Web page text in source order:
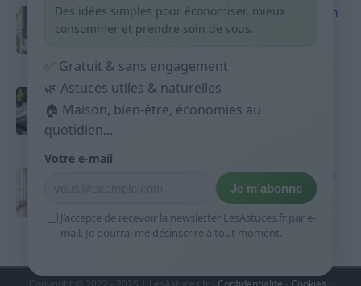
Produits ménagers : comment économiser en
courses sans acheter 10 sprays
Budget mensuel : méthode rapide pour
répartir son salaire dès le jour de paie
9 avril 2026
Sport 10 minutes par jour est-ce utile et quoi
9 avril 2026
Des idées simples pour économiser, mieux
consommer et prendre soin de vous.
✅ Gratuit & sans engagement
🌿 Astuces utiles & naturelles
🏠 Maison, bien-être, économies au
quotidien...
Votre e-mail
Je m’abonne
J’accepte de recevoir la newsletter LesAstuces.fr par e-
mail. Je pourrai me désinscrire à tout moment.